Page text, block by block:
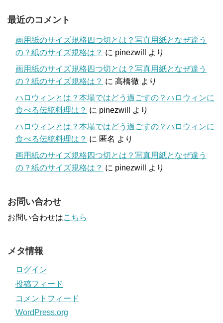
最近のコメント
画用紙のサイズ規格四つ切とは？写真用紙となぜ違う
の？紙のサイズ規格は？ に pinezwill
より
画用紙のサイズ規格四つ切とは？写真用紙となぜ違う
の？紙のサイズ規格は？ に 高橋徹 より
ハロウィンとは？本場ではどう過ごすの？ハロウィンに
食べる伝統料理は？ に pinezwill
より
ハロウィンとは？本場ではどう過ごすの？ハロウィンに
食べる伝統料理は？ に 匿名 より
画用紙のサイズ規格四つ切とは？写真用紙となぜ違う
の？紙のサイズ規格は？ に pinezwill より
お問い合わせ
お問い合わせはこちら
メタ情報
ログイン
投稿フィード
コメントフィード
WordPress.org